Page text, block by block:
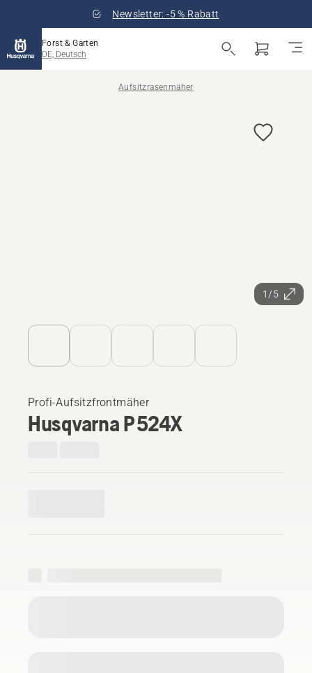
Newsletter: -5 % Rabatt
Forst & Garten
DE, Deutsch
Aufsitzrasenmäher
1/5
Profi-Aufsitzfrontmäher
Husqvarna P 524X